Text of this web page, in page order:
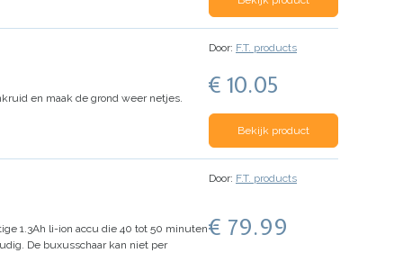
en maak de grond weer netjes.
Door: F.T. products
€ 10.05
Bekijk product
1.3Ah li-ion accu die 40 tot 50 minuten
De buxusschaar kan niet per
Door: F.T. products
€ 79.99